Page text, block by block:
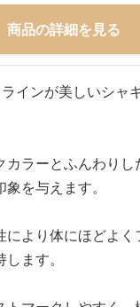
商品の詳細を見る
インが美しいシャ
カラーとふんわり
を与えます。
により体にほどよく
ます。